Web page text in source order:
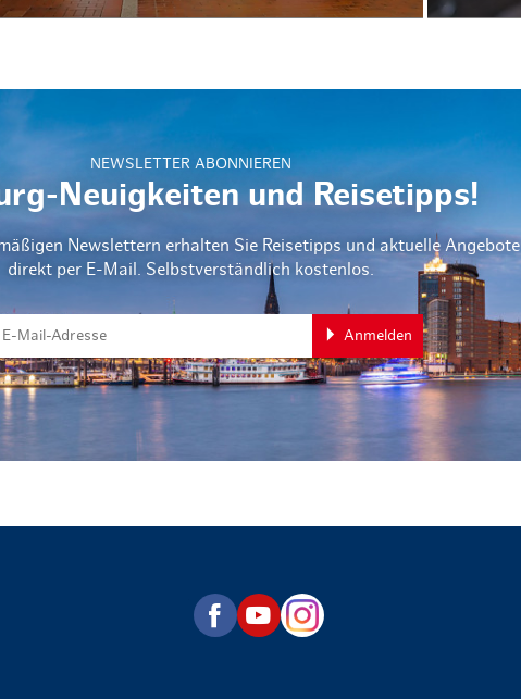
NEWSLETTER ABONNIEREN
Neuigkeiten und Reisetipps!
Newslettern erhalten Sie Reisetipps und aktuelle Angebote
direkt per E-Mail. Selbstverständlich kostenlos.
Anmelden
zurück zur Startseite